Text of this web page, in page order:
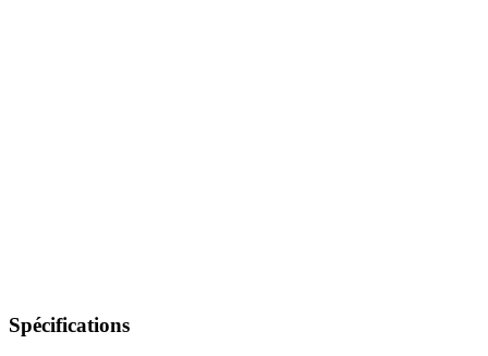
Spécifications